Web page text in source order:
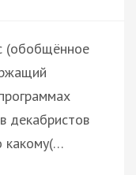
(обобщённое
декабристов
какому(…